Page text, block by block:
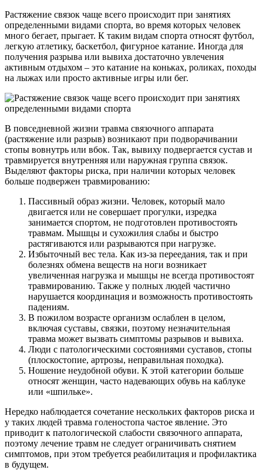
Растяжение связок чаще всего происходит при занятиях
определенными видами спорта, во время которых человек
много бегает, прыгает. К таким видам спорта относят футбол,
легкую атлетику, баскетбол, фигурное катание. Иногда для
получения разрыва или вывиха достаточно увлечения
активным отдыхом – это катание на коньках, роликах, походы
на лыжах или просто активные игры или бег.
В повседневной жизни травма связочного аппарата
(растяжение или разрыв) возникают при подворачивании
стопы вовнутрь или вбок. Так, вывиху подвергается сустав и
травмируется внутренняя или наружная группа связок.
Выделяют факторы риска, при наличии которых человек
больше подвержен травмированию:
Пассивный образ жизни. Человек, который мало
двигается или не совершает прогулки, изредка
занимается спортом, не подготовлен противостоять
травмам. Мышцы и сухожилия слабы и быстро
растягиваются или разрываются при нагрузке.
Избыточный вес тела. Как из-за переедания, так и при
болезнях обмена веществ на ноги возникает
увеличенная нагрузка и мышцы не всегда противостоят
травмированию. Также у полных людей частично
нарушается координация и возможность противостоять
падениям.
В пожилом возрасте организм ослаблен в целом,
включая суставы, связки, поэтому незначительная
травма может вызвать симптомы разрывов и вывиха.
Люди с патологическими состояниями суставов, стопы
(плоскостопие, артрозы, неправильная походка).
Ношение неудобной обуви. К этой категории больше
относят женщин, часто надевающих обувь на каблуке
или «шпильке».
Нередко наблюдается сочетание нескольких факторов риска и
у таких людей травма голеностопа частое явление. Это
приводит к патологической слабости связочного аппарата,
поэтому лечение травм не следует ограничивать снятием
симптомов, при этом требуется реабилитация и профилактика
в будущем.